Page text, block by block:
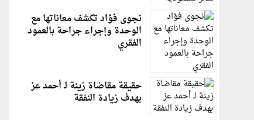
نجوى فؤاد تكشف معاناتها مع
الوحدة وإجراء جراحة بالعمود
الفقري
حقيقة مقاضاة زينة لـ أحمد عز
بهدف زيادة النفقة